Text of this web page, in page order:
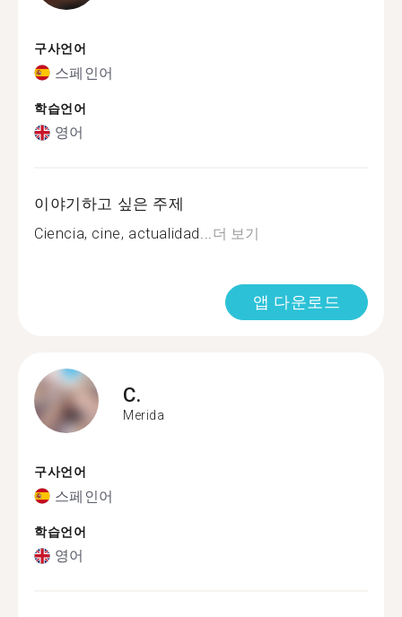
구사언어
스페인어
학습언어
영어
이야기하고 싶은 주제
Ciencia, cine, actualidad...더 보기
앱 다운로드
C.
Merida
구사언어
스페인어
학습언어
영어